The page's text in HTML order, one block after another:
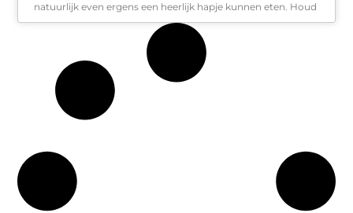
natuurlijk even ergens een heerlijk hapje kunnen eten. Houd